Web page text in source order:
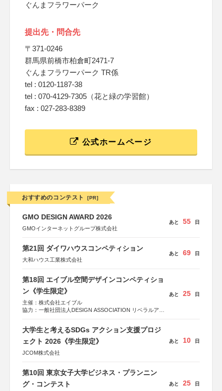
ぐんまフラワーパーク
提出先・問合先
〒371-0246
群馬県前橋市柏倉町2471-7
ぐんまフラワーパーク TR係
tel : 0120-1187-38
tel : 070-4129-7305（花と緑の学習館）
fax : 027-283-8389
公式ホームページ
おすすめのコンテスト [PR]
GMO DESIGN AWARD 2026
GMOインターネットグループ株式会社
あと 55 日
第21回 ダイワハウスコンペティション
大和ハウス工業株式会社
あと 69 日
第18回 エイブル空間デザインコンペティショ
ン《学生限定》
主催：株式会社エイブル
協力：一般社団法人DESIGN ASSOCIATION リベラルアー
運営：TOKYO COMPANY株式会社
あと 25 日
大学生と考えるSDGs アクション支援プロジ
ェクト 2026《学生限定》
JCOM株式会社
あと 10 日
第10回 東京女子大学ビジネス・プランニン
グ・コンテスト
あと 25 日